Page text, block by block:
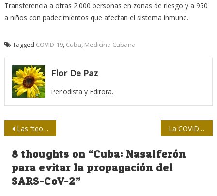
Transferencia a otras 2.000 personas en zonas de riesgo y a 950
a niños con padecimientos que afectan el sistema inmune.
Tagged COVID-19, Cuba Medicina Cubana
Flor De Paz
Periodista y Editora.
Navegación
de
entradas
Las “teorías mágicas” del capitalismo fracasaron ante la pandemia La COVID-19 interrumpe servicios de salud mental, advierte la OMS
8 thoughts on “Cuba: Nasalferón
para evitar la propagación del
SARS-CoV-2”